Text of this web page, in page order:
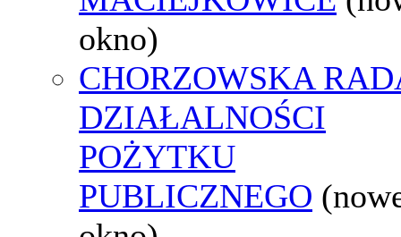
okno)
CHORZOWSKA
DZIAŁALNOŚCI
POŻYTKU
PUBLICZNEGO